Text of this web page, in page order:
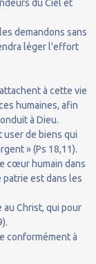
du Ciel et
demandons sans
léger l'effort
à cette vie
humaines, afin
à Dieu.
de biens qui
» (Ps 18,11).
cœur humain dans
patrie est dans les
Christ, qui pour
conformément à